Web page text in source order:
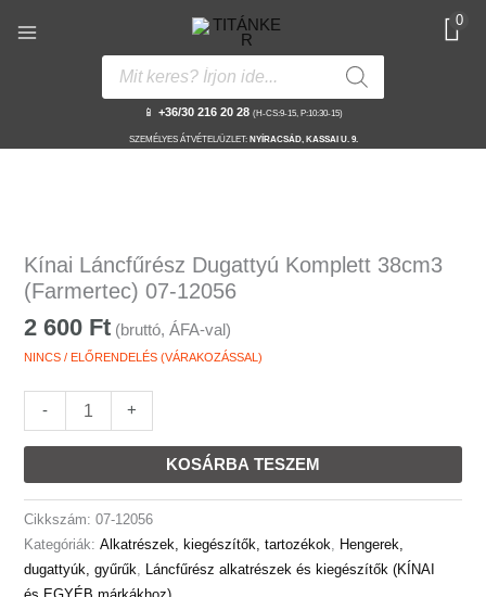
0
Products
search
📱 +36/30 216 20 28 (H-CS:9-15, P:10:30-15)
SZEMÉLYES ÁTVÉTEL/ÜZLET: NYÍRACSÁD, KASSAI U. 9.
Kínai Láncfűrész Dugattyú Komplett 38cm3
(Farmertec) 07-12056
2 600 Ft (bruttó, ÁFA-val)
NINCS / ELŐRENDELÉS (VÁRAKOZÁSSAL)
-
Láncfűrész
Dugattyú
Komplett
38cm3
(Farmertec)
mennyiség
+
KOSÁRBA TESZEM
Cikkszám:07-12056
Kategóriák:Alkatrészek, kiegészítők, tartozékok, Hengerek,
dugattyúk, gyűrűk, Láncfűrész alkatrészek és kiegészítők (KÍNAI